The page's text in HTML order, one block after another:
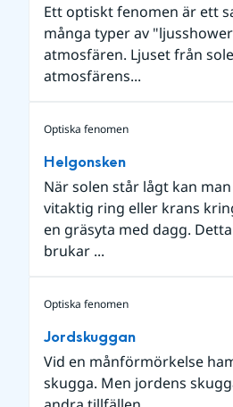
Ett optiskt fenomen är ett
många typer av
atmosfären. Ljuset från
atmosfärens...
Optiska fenomen
Helgonsken
När solen står lågt kan
vitaktig ring eller krans
en gräsyta med dagg.
brukar ...
Optiska fenomen
Jordskuggan
Vid en månförmörkelse
skugga. Men jordens